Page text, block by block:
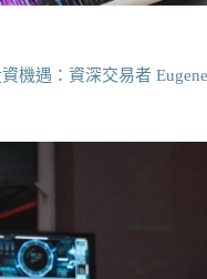
機遇：資深交易者 Eugene